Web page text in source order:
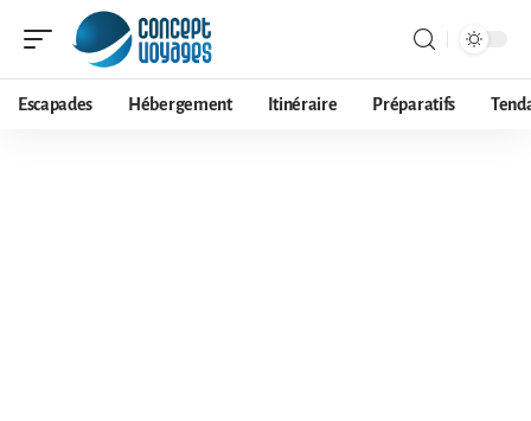
Escapades Hébergement Itinéraire Préparatifs